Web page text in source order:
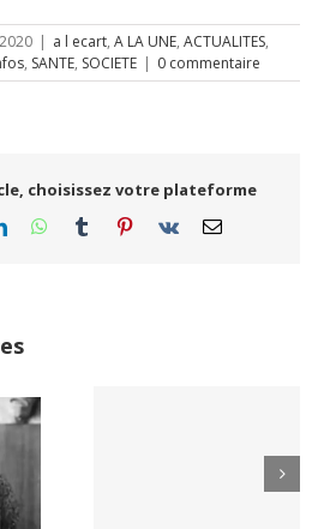
| a l ecart, A LA UNE, ACTUALITES,
, SANTE, SOCIETE | 0 commentaire
choisissez votre plateforme
LinkedInWhatsApp
Tumblr Pinterest
Vk Email
of
Yaïr Golan : une